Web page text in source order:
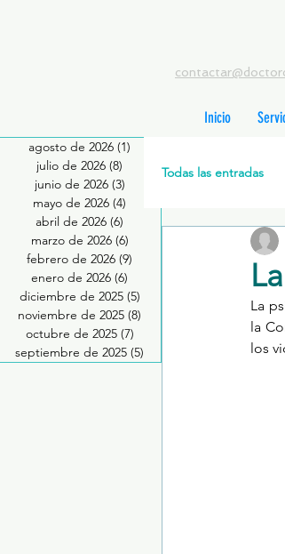
Inicio
agosto de 2026 (1)
julio de 2026 (8) 8 entradas
junio de 2026 (3)
mayo de 2026 (4)
abril de 2026 (6)
marzo de 2026 (6)
febrero de 2026 (9)
enero de 2026 (6)
diciembre de 2025 (5)
noviembre de 2025 (8)
octubre de 2025 (7)
septiembre de 2025 (5)
Todas las entradas
Salud Mental
Formación
La
la
los